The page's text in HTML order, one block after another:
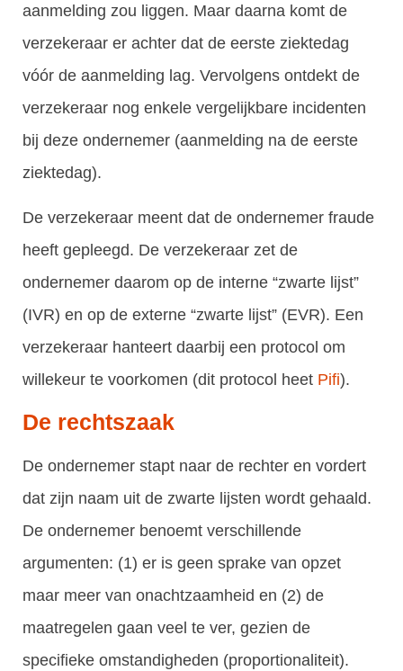
aanmelding zou liggen. Maar daarna komt de
verzekeraar er achter dat de eerste ziektedag
vóór de aanmelding lag. Vervolgens ontdekt de
verzekeraar nog enkele vergelijkbare incidenten
bij deze ondernemer (aanmelding na de eerste
ziektedag).
De verzekeraar meent dat de ondernemer fraude
heeft gepleegd. De verzekeraar zet de
ondernemer daarom op de interne “zwarte lijst”
(IVR) en op de externe “zwarte lijst” (EVR). Een
verzekeraar hanteert daarbij een protocol om
willekeur te voorkomen (dit protocol heet Pifi).
De rechtszaak
De ondernemer stapt naar de rechter en vordert
dat zijn naam uit de zwarte lijsten wordt gehaald.
De ondernemer benoemt verschillende
argumenten: (1) er is geen sprake van opzet
maar meer van onachtzaamheid en (2) de
maatregelen gaan veel te ver, gezien de
specifieke omstandigheden (proportionaliteit).